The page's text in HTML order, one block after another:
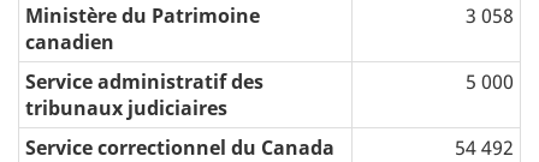
Ministère du Patrimoine
canadien
3 058
Service administratif des
tribunaux judiciaires
5 000
Service correctionnel du Canada
54 492